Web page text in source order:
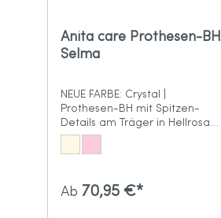
Anita care Prothesen-BH
Selma
NEUE FARBE: Crystal |
Prothesen-BH mit Spitzen-
Details am Träger in Hellrosa
und Crystal
Ab 70,95 €*